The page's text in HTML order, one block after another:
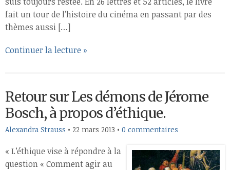
fait un tour de l’histoire du cinéma en passant par des
thèmes aussi […]
Continuer la lecture »
Retour sur Les démons de Jérome
Bosch, à propos d’éthique.
Alexandra Strauss • 22 mars 2013 • 0 commentaires
« L’éthique vise à répondre à la
question « Comment agir au